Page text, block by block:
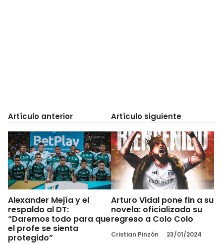
Artículo anterior
Alexander Mejía y el
respaldo al DT:
“Daremos todo para que
el profe se sienta
protegido”
Artículo siguiente
Arturo Vidal pone fin a su
novela: oficializado su
regreso a Colo Colo
Cristian Pinzón 23/01/2024